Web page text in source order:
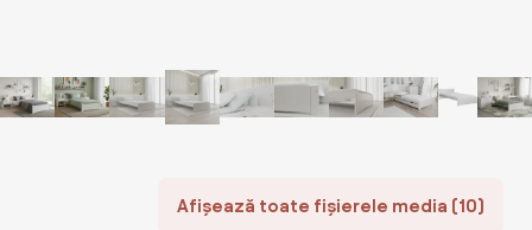
Afișează toate fișierele media (10)